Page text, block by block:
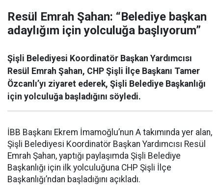
Resül Emrah Şahan: “Belediye başkan
adaylığım için yolculuğa başlıyorum”
Şişli Belediyesi Koordinatör Başkan Yardımcısı
Resül Emrah Şahan, CHP Şişli İlçe Başkanı Tamer
Özcanlı’yı ziyaret ederek, Şişli Belediye Başkanlığı
için yolculuğa başladığını söyledi.
İBB Başkanı Ekrem İmamoğlu’nun A takımında yer alan,
Şişli Belediyesi Koordinatör Başkan Yardımcısı Resül
Emrah Şahan, yaptığı paylaşımda Şişli Belediye
Başkanlığı için ilk yolculuğuna CHP Şişli İlçe
Başkanlığı’ndan başladığını açıkladı.